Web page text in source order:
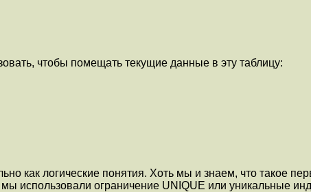
чтобы помещать текущие данные в эту таблицу:
как логические понятия. Хоть мы и знаем, что такое
использовали ограничение UNIQUE или уникальные